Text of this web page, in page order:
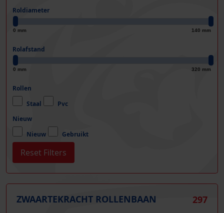
Roldiameter
0 mm 140 mm
Rolafstand
0 mm 320 mm
Rollen
Staal
Pvc
Nieuw
Nieuw
Gebruikt
297
ZWAARTEKRACHT ROLLENBAAN